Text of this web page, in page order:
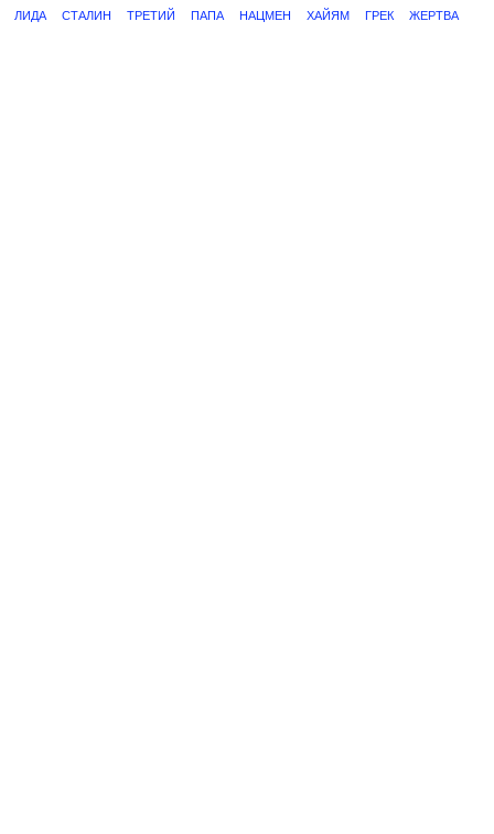
ЛИДА СТАЛИН ТРЕТИЙ ПАПА НАЦМЕН ХАЙЯМ ГРЕК ЖЕРТВА